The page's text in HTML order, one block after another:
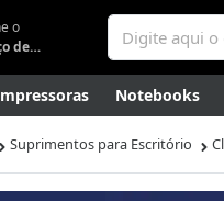
o
Endereço de entrega
Notebooks
Artes Gamers Higiene
Suprimentos para Escritório